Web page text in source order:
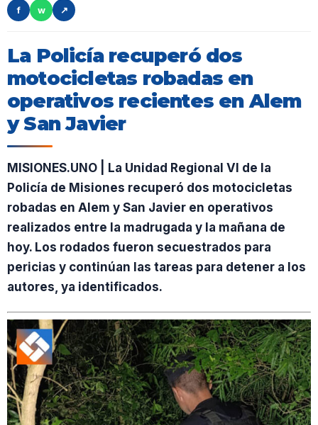
f
w ↗
La Policía recuperó dos
motocicletas robadas en
operativos recientes en Alem
y San Javier
MISIONES.UNO | La Unidad Regional VI de la
Policía de Misiones recuperó dos motocicletas
robadas en Alem y San Javier en operativos
realizados entre la madrugada y la mañana de
hoy. Los rodados fueron secuestrados para
pericias y continúan las tareas para detener a los
autores, ya identificados.